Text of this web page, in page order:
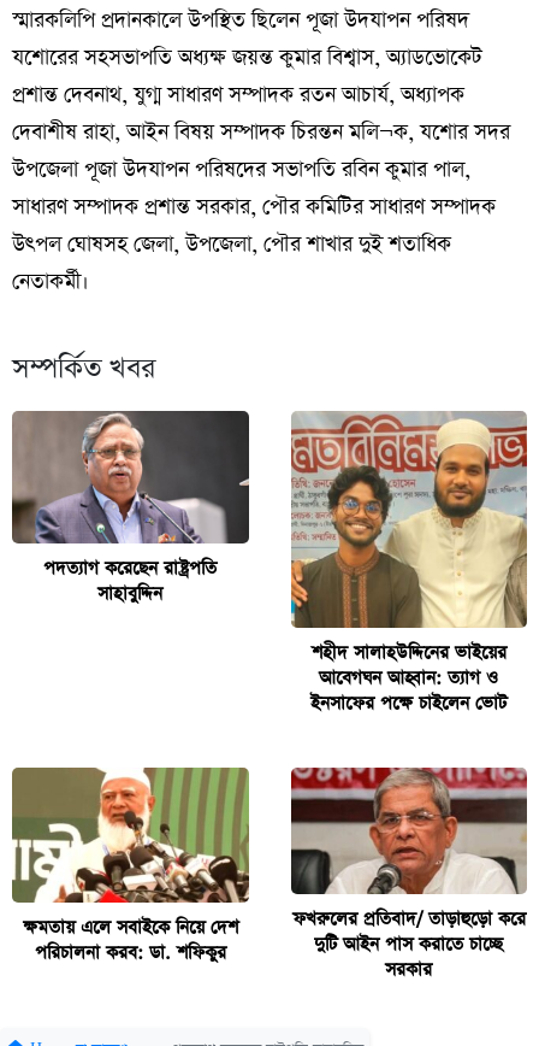
স্মারকলিপি প্রদানকালে উপস্থিত ছিলেন পূজা উদযাপন পরিষদ
যশোরের সহসভাপতি অধ্যক্ষ জয়ন্ত কুমার বিশ্বাস,অ্যাডভোকেট
প্রশান্ত দেবনাথ,যুগ্ম সাধারণ সম্পাদক রতন আচার্য,অধ্যাপক
দেবাশীষ রাহা,আইন বিষয় সম্পাদক চিরন্তন মলি¬ক,যশোর সদর
উপজেলা পূজা উদযাপন পরিষদের সভাপতি রবিন কুমার পাল,
সাধারণ সম্পাদক প্রশান্ত সরকার, পৌর কমিটির সাধারণ সম্পাদক
উৎপল ঘোষসহ জেলা,উপজেলা, পৌর শাখার দুই শতাধিক
নেতাকর্মী।
সম্পর্কিত খবর
পদত্যাগ করেছেন রাষ্ট্রপতি
সাহাবুদ্দিন
শহীদ সালাহউদ্দিনের ভাইয়ের
আবেগঘন আহ্বান: ত্যাগ ও
ইনসাফের পক্ষে চাইলেন ভোট
ক্ষমতায় এলে সবাইকে নিয়ে দেশ
পরিচালনা করব: ডা. শফিকুর
ফখরুলের প্রতিবাদ/ তাড়াহুড়ো করে
দুটি আইন পাস করাতে চাচ্ছে
সরকার